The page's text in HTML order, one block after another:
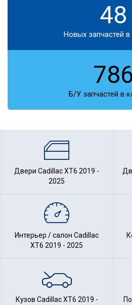
48
Новых запчастей в
Б/У запчастей в
Двери Cadillac XT6 2019 -
2025
Интерьер / салон Cadillac
XT6 2019 - 2025
Кузов Cadillac XT6 2019 -